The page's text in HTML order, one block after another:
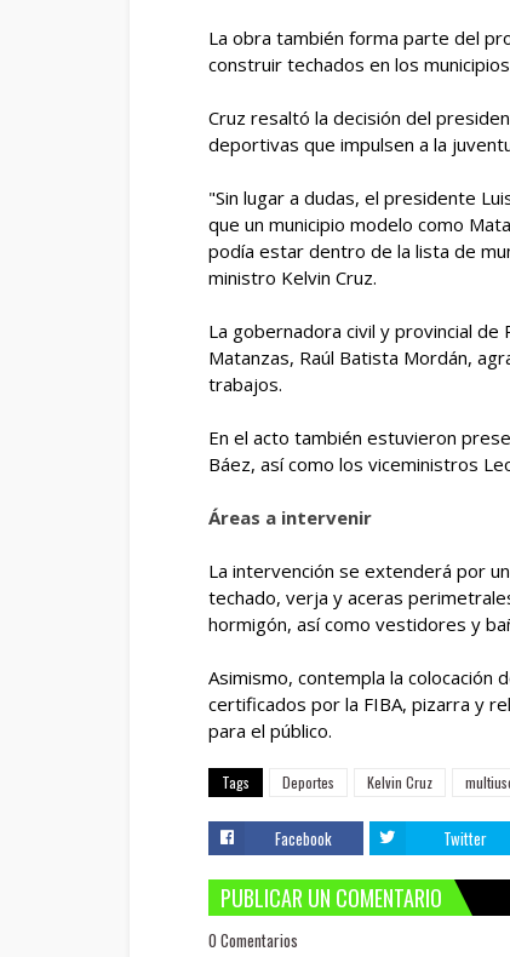
La obra también forma parte del
construir techados en los
Cruz resaltó la decisión del
deportivas que impulsen a la
"Sin lugar a dudas, el presidente
que un municipio modelo como
podía estar dentro de la lista de
ministro Kelvin Cruz.
La gobernadora civil y provincial de
Matanzas, Raúl Batista Mordán,
trabajos.
En el acto también estuvieron
Báez, así como los viceministros
Áreas a intervenir
La intervención se extenderá por
techado, verja y aceras
hormigón, así como vestidores y
Asimismo, contempla la
certificados por la FIBA, pizarra y
para el público.
Tags Deportes Kelvin Cruz
Facebook Twitter
PUBLICAR UN COMENTARIO
0 Comentarios